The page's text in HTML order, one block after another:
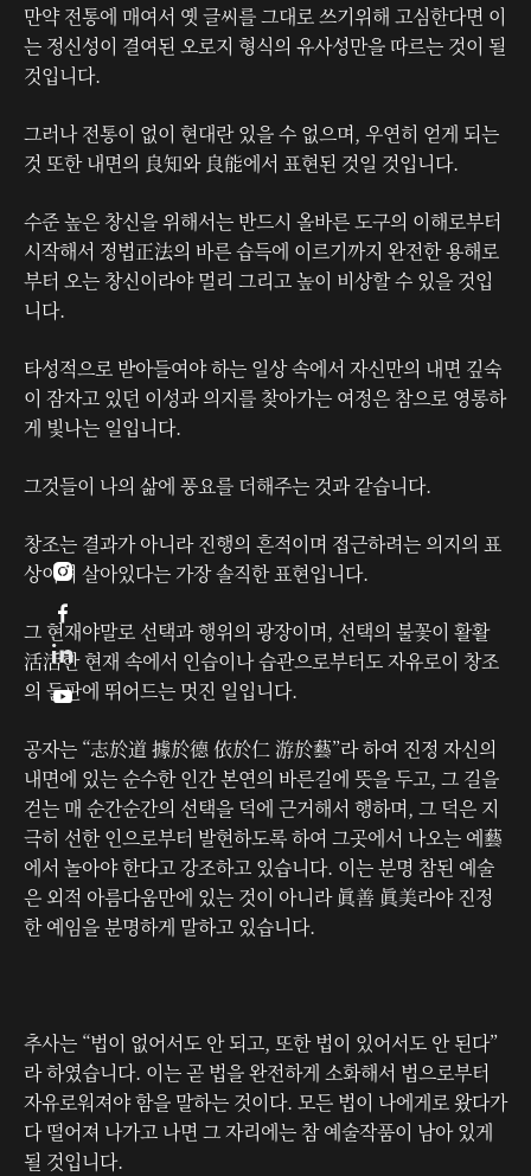
만약 전통에 매여서 옛 글씨를 그대로 쓰기위해 고심한다면 이
는 정신성이 결여된 오로지 형식의 유사성만을 따르는 것이 될
것입니다.
그러나 전통이 없이 현대란 있을 수 없으며, 우연히 얻게 되는
것 또한 내면의 良知와 良能에서 표현된 것일 것입니다.
수준 높은 창신을 위해서는 반드시 올바른 도구의 이해로부터
시작해서 정법正法의 바른 습득에 이르기까지 완전한 용해로
부터 오는 창신이라야 멀리 그리고 높이 비상할 수 있을 것입
니다.
타성적으로 받아들여야 하는 일상 속에서 자신만의 내면 깊숙
이 잠자고 있던 이성과 의지를 찾아가는 여정은 참으로 영롱하
게 빛나는 일입니다.
그것들이 나의 삶에 풍요를 더해주는 것과 같습니다.
창조는 결과가 아니라 진행의 흔적이며 접근하려는 의지의 표
상이며 살아있다는 가장 솔직한 표현입니다.
그 현재야말로 선택과 행위의 광장이며, 선택의 불꽃이 활활
活活한 현재 속에서 인습이나 습관으로부터도 자유로이 창조
의 들판에 뛰어드는 멋진 일입니다.
공자는 “志於道 據於德 依於仁 游於藝”라 하여 진정 자신의
내면에 있는 순수한 인간 본연의 바른길에 뜻을 두고, 그 길을
걷는 매 순간순간의 선택을 덕에 근거해서 행하며, 그 덕은 지
극히 선한 인으로부터 발현하도록 하여 그곳에서 나오는 예藝
에서 놀아야 한다고 강조하고 있습니다. 이는 분명 참된 예술
은 외적 아름다움만에 있는 것이 아니라 眞善 眞美라야 진정
한 예임을 분명하게 말하고 있습니다.
추사는 “법이 없어서도 안 되고, 또한 법이 있어서도 안 된다”
라 하였습니다. 이는 곧 법을 완전하게 소화해서 법으로부터
자유로워져야 함을 말하는 것이다. 모든 법이 나에게로 왔다가
다 떨어져 나가고 나면 그 자리에는 참 예술작품이 남아 있게
될 것입니다.


